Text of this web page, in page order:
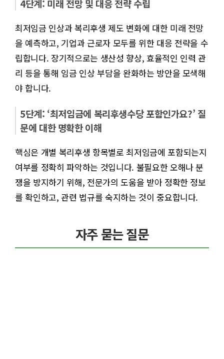
4단계: 미래 전망 및 대응 전략 수립
최저임금 인상과 복리후생 제도 변화에 대한 미래 전망
을 예측하고, 기업과 근로자 모두를 위한 대응 전략을 수
립합니다. 장기적으로는 생산성 향상, 효율적인 인력 관
리 등을 통해 임금 인상 부담을 완화하는 방안을 모색해
야 합니다.
5단계: ‘최저임금에 복리후생수당 포함인가요?’ 질
문에 대한 명확한 이해
핵심은 개별 복리후생 항목별로 최저임금에 포함되는지
여부를 정확히 파악하는 것입니다. 불필요한 오해나 분
쟁을 방지하기 위해, 전문가의 도움을 받아 정확한 정보
를 확인하고, 관련 법규를 숙지하는 것이 중요합니다.
자주 묻는 질문